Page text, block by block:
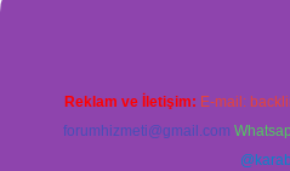
Reklam ve İletişim: E-mail:
forumhizmeti@gmail.com